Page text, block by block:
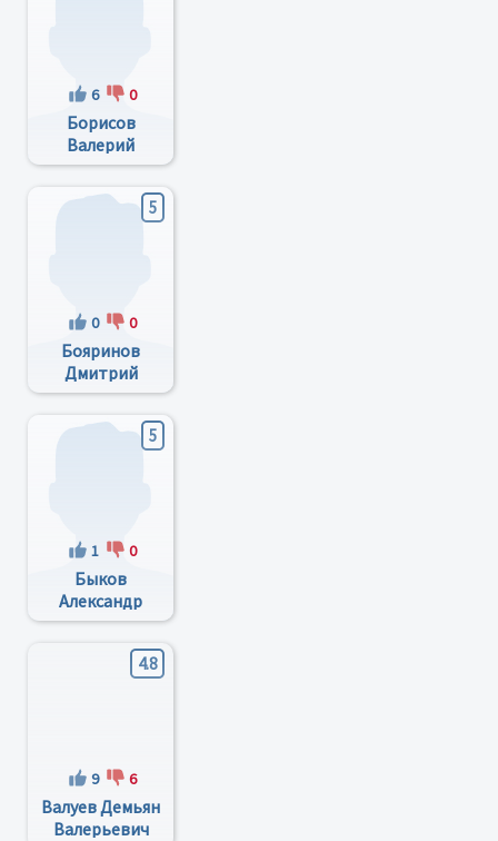
6 0
Борисов
Валерий
Инокентьевич
5
0 0
Бояринов
Дмитрий
Анатольевич
5
1 0
Быков
Александр
Александрович
4.8
9 6
Валуев Демьян
Валерьевич